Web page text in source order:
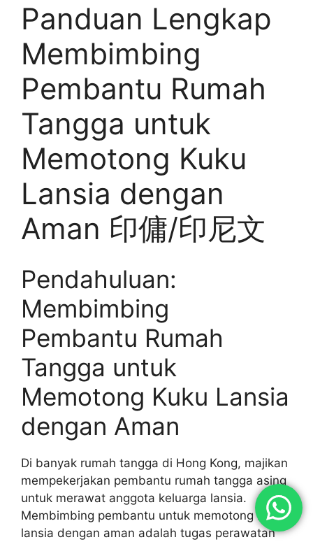
Panduan Lengkap
Membimbing
Pembantu Rumah
Tangga untuk
Memotong Kuku
Lansia dengan
Aman 印傭/印尼文
Pendahuluan:
Membimbing
Pembantu Rumah
Tangga untuk
Memotong Kuku Lansia
dengan Aman
Di banyak rumah tangga di Hong Kong, majikan
mempekerjakan pembantu rumah tangga asing
untuk merawat anggota keluarga lansia.
Membimbing pembantu untuk memotong kuku
lansia dengan aman adalah tugas perawatan